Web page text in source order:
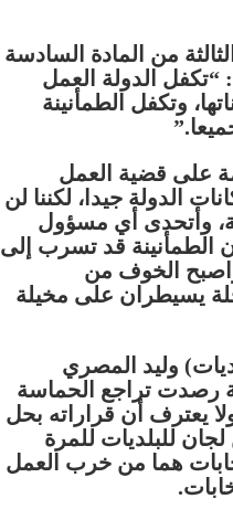
من المادة السادسة
الدولة العمل
وتكفل الطمأنينة
على قضية العمل
الدولة جيدا، لكننا لن
وأتحدى أي مسؤول
الطمأنينة قد تسرب إلى
الخوف من
يسيطران على مخيلة
وليد المصري
رصدت تراجع الحماسة
ولا يعترف أن قراراته بحل
لجان للبلديات للمرة
هما من خرب العمل